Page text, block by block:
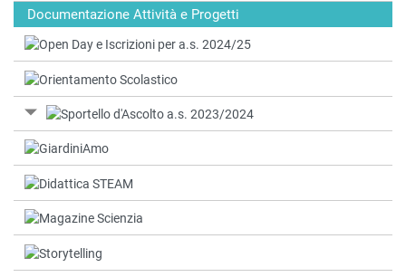
Documentazione Attività e Progetti